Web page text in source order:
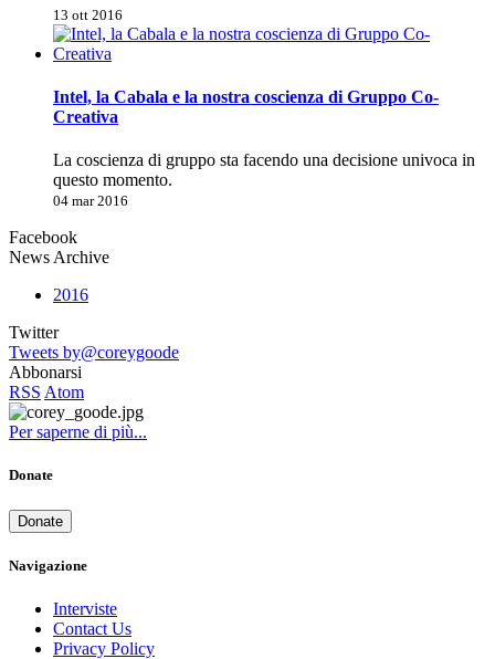
13 ott 2016
Intel, la Cabala e la nostra coscienza di Gruppo Co-
Creativa
La coscienza di gruppo sta facendo una decisione univoca in
questo momento.
04 mar 2016
Facebook
News Archive
2016
Twitter
Tweets by@coreygoode
Abbonarsi
RSS Atom
Per saperne di più...
Donate
Donate
Navigazione
Interviste
Contact Us
Privacy Policy